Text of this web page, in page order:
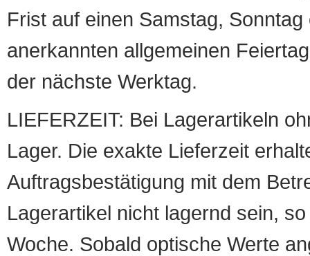
Frist auf einen Samstag,
anerkannten allgemeinen
der nächste Werktag.
LIEFERZEIT: Bei Lagerartikeln
Lager. Die exakte Lieferzeit
Auftragsbestätigung mit dem
Lagerartikel nicht lagernd sein,
Woche. Sobald optische Werte